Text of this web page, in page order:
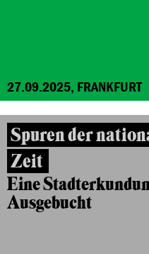
27.09.2025, FRANKFURT
Spuren der
Zeit
Eine
Ausgebucht